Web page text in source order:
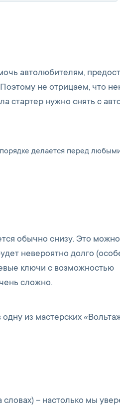
автолюбителям,
не отрицаем, что
стартер нужно снять с
делается перед
обычно снизу. Это
невероятно долго
ключи с возможностью
сложно.
из мастерских
– настолько мы